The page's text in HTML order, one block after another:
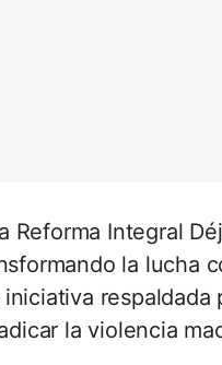
Reforma Integral
la lucha
la violencia